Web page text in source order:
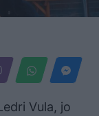
Vula, jo